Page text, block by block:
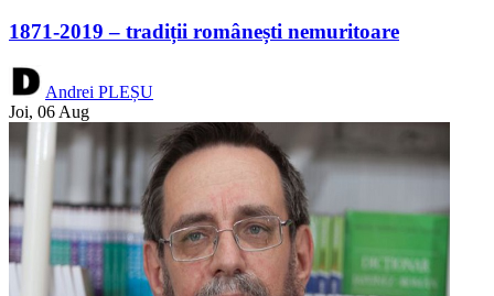
1871-2019 – tradiții românești nemuritoare
Andrei PLEȘU
Joi, 06 Aug